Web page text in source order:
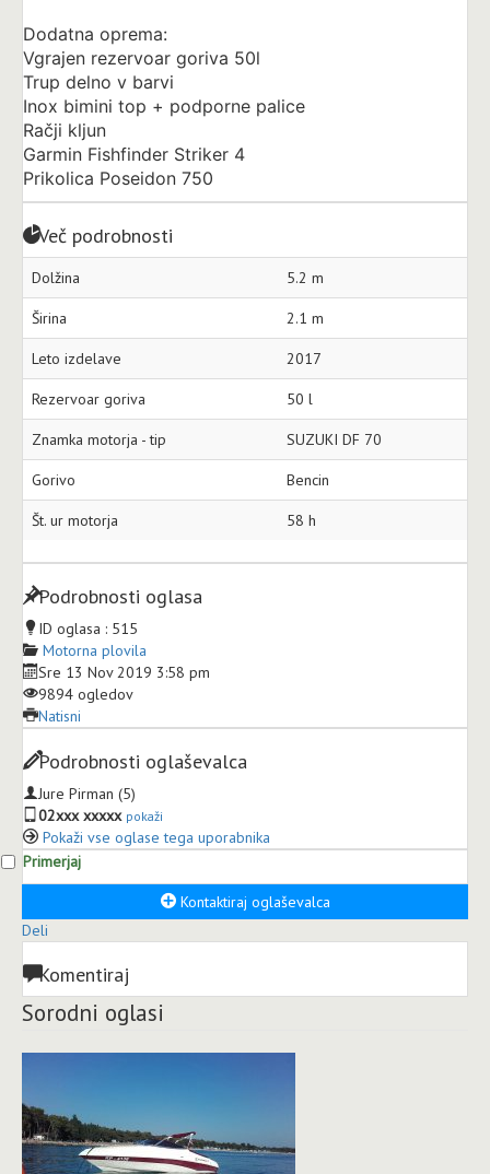
Dodatna oprema:
Vgrajen rezervoar goriva 50l
Trup delno v barvi
Inox bimini top + podporne palice
Račji kljun
Garmin Fishfinder Striker 4
Prikolica Poseidon 750
Več podrobnosti
Dolžina 5.2 m
Širina 2.1 m
Leto izdelave 2017
Rezervoar goriva 50 l
Znamka motorja - tip SUZUKI DF 70
Gorivo Bencin
Št. ur motorja 58 h
Podrobnosti oglasa
ID oglasa : 515
Motorna plovila
Sre 13 Nov 2019 3:58 pm
9894 ogledov
Natisni
Podrobnosti oglaševalca
Jure Pirman (5)
02xxx xxxxx pokaži
Pokaži vse oglase tega uporabnika
Primerjaj
Kontaktiraj oglaševalca
Deli
Komentiraj
Sorodni oglasi